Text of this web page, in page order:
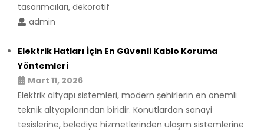
tasarımcıları, dekoratif
admin
Elektrik Hatları İçin En Güvenli Kablo Koruma
Yöntemleri
Mart 11, 2026
Elektrik altyapı sistemleri, modern şehirlerin en önemli
teknik altyapılarından biridir. Konutlardan sanayi
tesislerine, belediye hizmetlerinden ulaşım sistemlerine